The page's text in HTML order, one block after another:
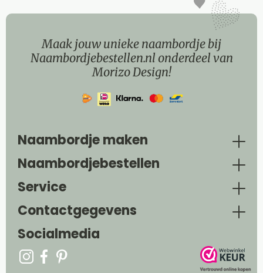
Maak jouw unieke naambordje bij
Naambordjebestellen.nl onderdeel van
Morizo Design!
Naambordje maken
Naambordjebestellen
Service
Contactgegevens
Socialmedia